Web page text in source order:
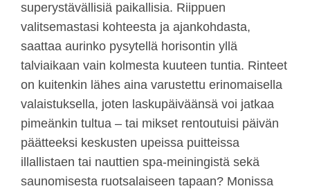
superystävällisiä paikallisia. Riippuen
valitsemastasi kohteesta ja ajankohdasta,
saattaa aurinko pysytellä horisontin yllä
talviaikaan vain kolmesta kuuteen tuntia. Rinteet
on kuitenkin lähes aina varustettu erinomaisella
valaistuksella, joten laskupäiväänsä voi jatkaa
pimeänkin tultua – tai mikset rentoutuisi päivän
päätteeksi keskusten upeissa puitteissa
illallistaen tai nauttien spa-meiningistä sekä
saunomisesta ruotsalaiseen tapaan? Monissa